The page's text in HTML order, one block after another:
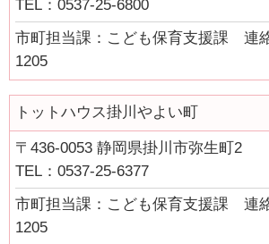
あいのうた短歌講座 第２回②
あいのうた短歌講座 第３回①
あいのうた短歌講座 第３回②
あいのうた短歌講座 第４回①
あいのうた短歌講座 第４回②
令和4年度ふじさんっこ応援大賞表彰式及び
令和4年度ふじさんっこ応援大賞活動発表交
TEL：0537-25-6800
市町担当課：こども保育支援課 連
1205
トットハウス掛川やよい町
〒436-0053 静岡県掛川市弥生町2
TEL：0537-25-6377
市町担当課：こども保育支援課 連
1205